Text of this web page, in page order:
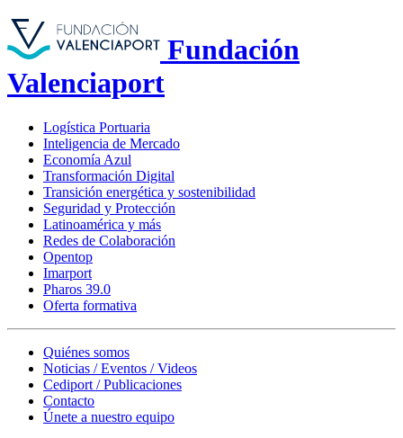
Fundación
Valenciaport
Logística Portuaria
Inteligencia de Mercado
Economía Azul
Transformación Digital
Transición energética y sostenibilidad
Seguridad y Protección
Latinoamérica y más
Redes de Colaboración
Opentop
Imarport
Pharos 39.0
Oferta formativa
Quiénes somos
Noticias / Eventos / Videos
Cediport / Publicaciones
Contacto
Únete a nuestro equipo